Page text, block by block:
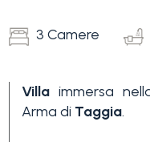
3 Camere
Villa immersa
Arma di Taggia.
( 0)
Prezzo